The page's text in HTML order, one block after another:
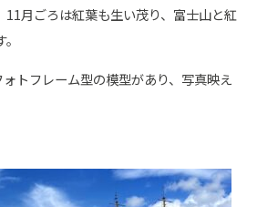
11月ごろは紅葉も生い茂り、富士山と紅
トフレーム型の模型があり、写真映え